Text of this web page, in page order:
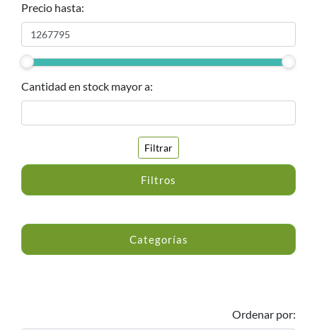
Precio hasta:
Cantidad en stock mayor a:
Filtrar
Filtros
Categorías
Ordenar por: